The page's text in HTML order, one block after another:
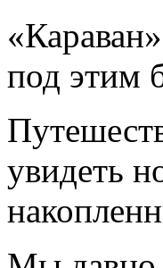
под этим
увидеть